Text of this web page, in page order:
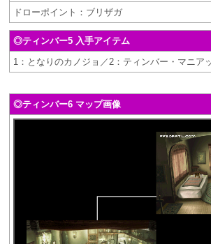
ドローポイント：ブリザガ
◎ティンバー5 入手アイテム
1：となりのカノジョ／2：ティンバー・マニア
◎ティンバー6 マップ画像